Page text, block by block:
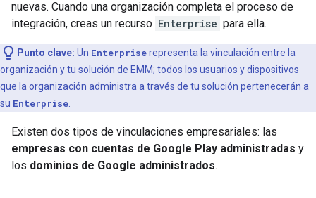
nuevas. Cuando una organización completa el proceso de
integración, creas un recurso Enterprise para ella.
Punto clave: Un Enterpriserepresenta la vinculación entre la
organización y tu solución de EMM; todos los usuarios y dispositivos
que la organización administra a través de tu solución pertenecerán a
su Enterprise
Existen dos tipos de vinculaciones empresariales: las
empresas con cuentas de Google Play administradas y
los dominios de Google administrados.